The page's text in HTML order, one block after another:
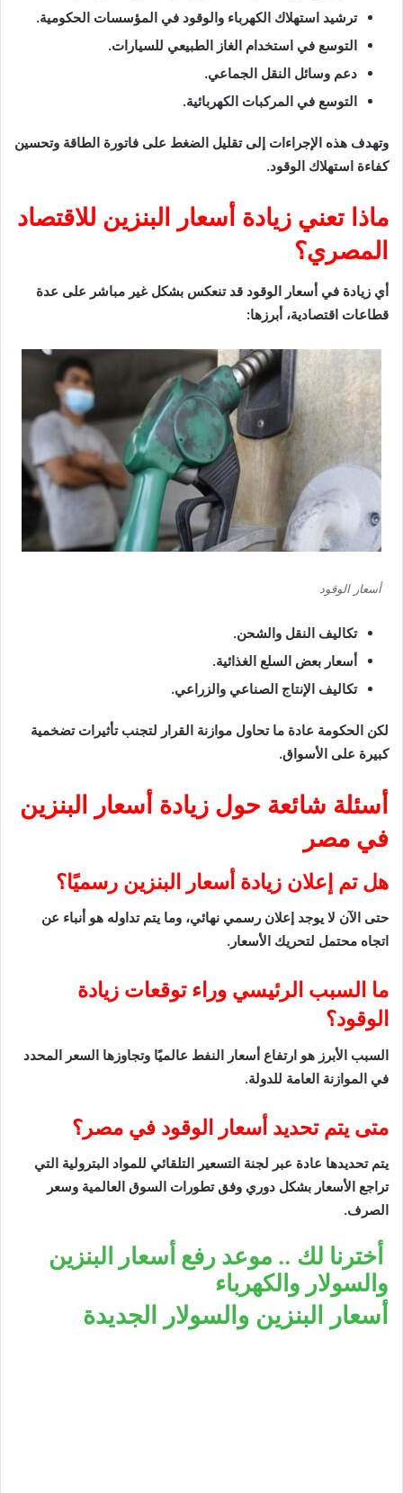
ترشيد استهلاك الكهرباء والوقود في المؤسسات الحكومية.
التوسع في استخدام الغاز الطبيعي للسيارات.
دعم وسائل النقل الجماعي.
التوسع في المركبات الكهربائية.
وتهدف هذه الإجراءات إلى تقليل الضغط على فاتورة الطاقة وتحسين
كفاءة استهلاك الوقود.
ماذا تعني زيادة أسعار البنزين للاقتصاد
المصري؟
أي زيادة في أسعار الوقود قد تنعكس بشكل غير مباشر على عدة
قطاعات اقتصادية، أبرزها:
أسعار الوقود
تكاليف النقل والشحن.
أسعار بعض السلع الغذائية.
تكاليف الإنتاج الصناعي والزراعي.
لكن الحكومة عادة ما تحاول موازنة القرار لتجنب تأثيرات تضخمية
كبيرة على الأسواق.
أسئلة شائعة حول زيادة أسعار البنزين
في مصر
هل تم إعلان زيادة أسعار البنزين رسميًا؟
حتى الآن لا يوجد إعلان رسمي نهائي، وما يتم تداوله هو أنباء عن
اتجاه محتمل لتحريك الأسعار.
ما السبب الرئيسي وراء توقعات زيادة
الوقود؟
السبب الأبرز هو ارتفاع أسعار النفط عالميًا وتجاوزها السعر المحدد
في الموازنة العامة للدولة.
متى يتم تحديد أسعار الوقود في مصر؟
يتم تحديدها عادة عبر لجنة التسعير التلقائي للمواد البترولية التي
تراجع الأسعار بشكل دوري وفق تطورات السوق العالمية وسعر
الصرف.
أخترنا لك .. موعد رفع أسعار البنزين
والسولار والكهرباء
أسعار البنزين والسولار الجديدة